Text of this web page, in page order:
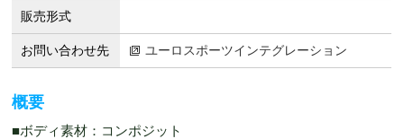
販売形式
お問い合わせ先 ユーロスポーツインテグレーション
概要
■ボディ素材：コンポジット